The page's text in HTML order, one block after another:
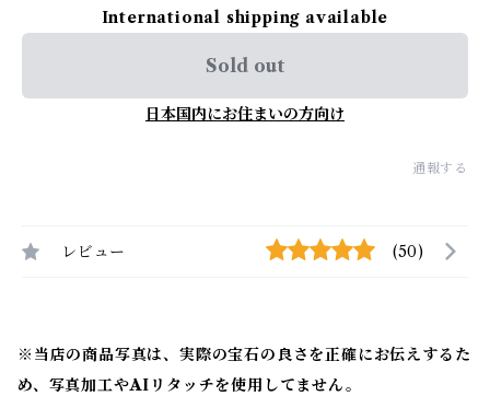
International shipping available
Sold out
日本国内にお住まいの方向け
通報する
レビュー (50)
※当店の商品写真は、実際の宝石の良さを正確にお伝えするた
め、写真加工やAIリタッチを使用してません。